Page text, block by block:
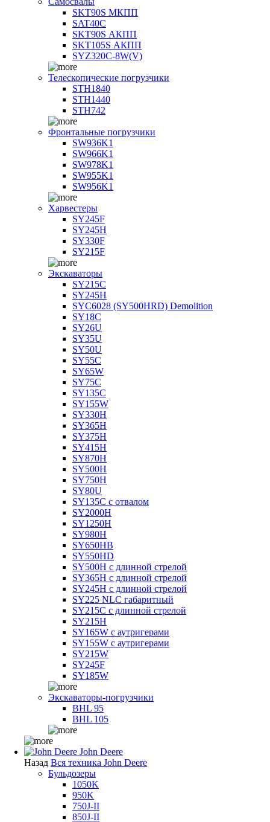
SKT90S МКПП
SAT40C
SKT90S АКПП
SKT105S АКПП
SYZ320C-8W(V)
Телескопические погрузчики
STH1840
STH1440
STH742
Фронтальные погрузчики
SW936K1
SW966K1
SW978K1
SW955K1
SW956K1
Харвестеры
SY245F
SY245H
SY330F
SY215F
Экскаваторы
SY215C
SY245H
SYC6028 (SY500HRD) Demolition
SY18C
SY26U
SY35U
SY50U
SY55C
SY65W
SY75C
SY135C
SY155W
SY330H
SY365H
SY375H
SY415H
SY870H
SY500H
SY750H
SY80U
SY135C с отвалом
SY2000H
SY1250H
SY980H
SY650HB
SY550HD
SY500H с длинной стрелой
SY365H с длинной стрелой
SY245H с длинной стрелой
SY225 NLC габаритный
SY215C с длинной стрелой
SY215H
SY165W с аутригерами
SY155W с аутригерами
SY215W
SY245F
SY185W
Экскаваторы-погрузчики
BHL 95
BHL 105
John Deere
Назад Вся техника John Deere
Бульдозеры
1050K
950K
750J-II
850J-II